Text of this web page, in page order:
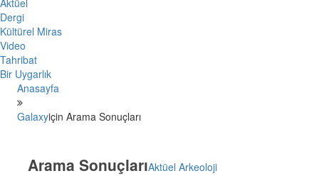
Aktüel
Dergi
Kültürel Miras
Video
Tahribat
Bir Uygarlık
Anasayfa
Galaxyiçin Arama Sonuçları
Arama SonuçlarıAktüel Arkeoloji